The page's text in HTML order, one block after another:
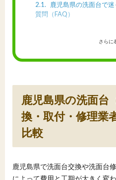
2.1
鹿児島県の洗面台で
質問（FAQ）
さらに
鹿児島県の洗面台
換・取付・修理業
比較
鹿児島県で洗面台交換や洗面台